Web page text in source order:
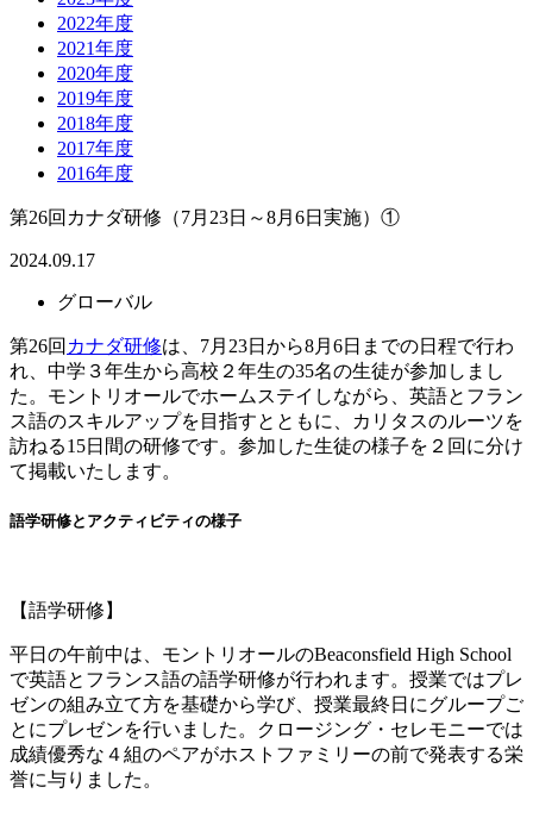
2022年度
2021年度
2020年度
2019年度
2018年度
2017年度
2016年度
第26回カナダ研修（7月23日～8月6日実施）①
2024.09.17
グローバル
第26回 カナダ研修は、7月23日から8月6日までの日程で行わ
れ、中学３年生から高校２年生の35名の生徒が参加しまし
た。モントリオールでホームステイしながら、英語とフラン
ス語のスキルアップを目指すとともに、カリタスのルーツを
訪ねる15日間の研修です。参加した生徒の様子を２回に分け
て掲載いたします。
語学研修とアクティビティの様子
【語学研修】
平日の午前中は、モントリオールのBeaconsfield High School
で英語とフランス語の語学研修が行われます。授業ではプレ
ゼンの組み立て方を基礎から学び、授業最終日にグループご
とにプレゼンを行いました。クロージング・セレモニーでは
成績優秀な４組のペアがホストファミリーの前で発表する栄
誉に与りました。